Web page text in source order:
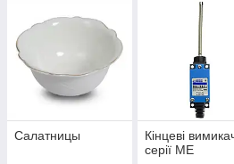
Салатницы
Кінцеві
серії МЕ